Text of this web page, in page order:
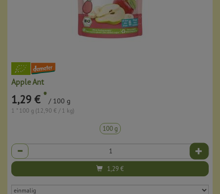
Apple Ant
1,29 € * / 100 g
1 * 100 g (12,90 € / 1 kg)
100 g
Anzahl
1,29€